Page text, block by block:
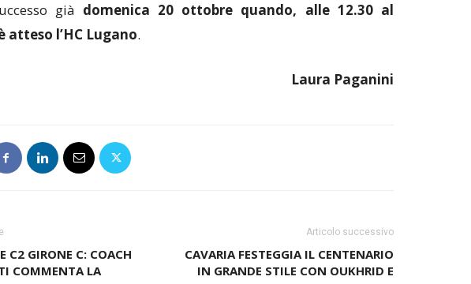
già domenica 20 ottobre quando, alle 12.30 al
atteso l’HC Lugano.
Laura Paganini
C2 GIRONE C: COACH
COMMENTA LA
Articolo successivo
CAVARIA FESTEGGIA IL CENTENARIO
IN GRANDE STILE CON OUKHRID E